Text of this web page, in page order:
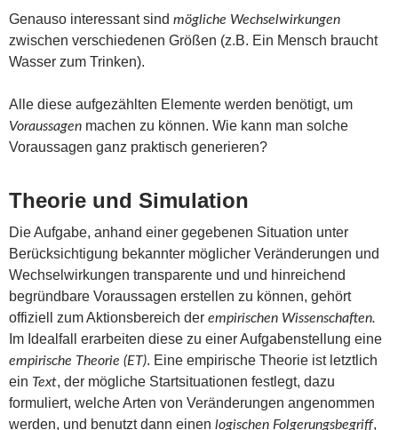
Genauso interessant sind mögliche Wechselwirkungen
zwischen verschiedenen Größen (z.B. Ein Mensch braucht
Wasser zum Trinken).
Alle diese aufgezählten Elemente werden benötigt, um
Voraussagen machen zu können. Wie kann man solche
Voraussagen ganz praktisch generieren?
Theorie und Simulation
Die Aufgabe, anhand einer gegebenen Situation unter
Berücksichtigung bekannter möglicher Veränderungen und
Wechselwirkungen transparente und und hinreichend
begründbare Voraussagen erstellen zu können, gehört
offiziell zum Aktionsbereich der empirischen Wissenschaften.
Im Idealfall erarbeiten diese zu einer Aufgabenstellung eine
empirische Theorie (ET). Eine empirische Theorie ist letztlich
ein Text, der mögliche Startsituationen festlegt, dazu
formuliert, welche Arten von Veränderungen angenommen
werden, und benutzt dann einen logischen Folgerungsbegriff,